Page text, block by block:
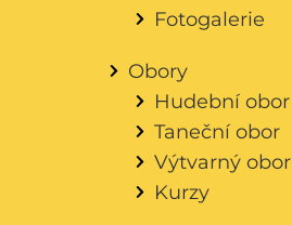
Fotogalerie
Obory
Hudební obor
Taneční obor
Výtvarný obor
Kurzy